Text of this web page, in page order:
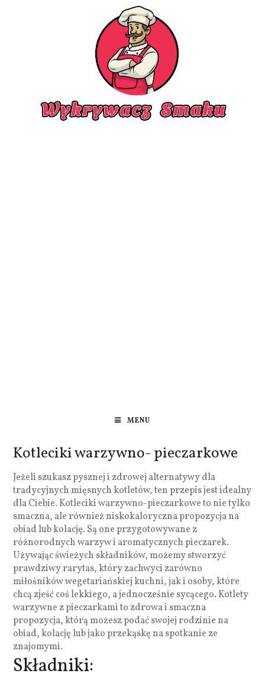
MENU
Kotleciki warzywno- pieczarkowe
Jeżeli szukasz pysznej i zdrowej alternatywy dla
tradycyjnych mięsnych kotletów, ten przepis jest idealny
dla Ciebie. Kotleciki warzywno-pieczarkowe to nie tylko
smaczna, ale również niskokaloryczna propozycja na
obiad lub kolację. Są one przygotowywane z
różnorodnych warzyw i aromatycznych pieczarek.
Używając świeżych składników, możemy stworzyć
prawdziwy rarytas, który zachwyci zarówno
miłośników wegetariańskiej kuchni, jak i osoby, które
chcą zjeść coś lekkiego, a jednocześnie sycącego. Kotlety
warzywne z pieczarkami to zdrowa i smaczna
propozycja, którą możesz podać swojej rodzinie na
obiad, kolację lub jako przekąskę na spotkanie ze
znajomymi.
Składniki: